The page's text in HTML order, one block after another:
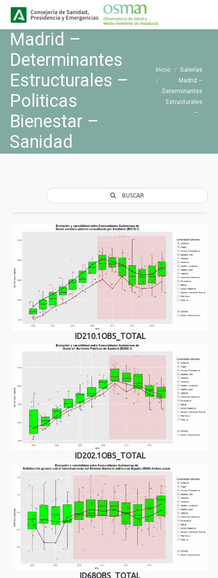
Madrid –
Determinantes
Estructurales –
Politicas
Bienestar –
Sanidad
Estás aquí:
Inicio
Galerías
Madrid –
Determinantes
Estructurales
–…
BUSCAR
ID210.1OBS_TOTAL
ID202.1OBS_TOTAL
ID68OBS_TOTAL